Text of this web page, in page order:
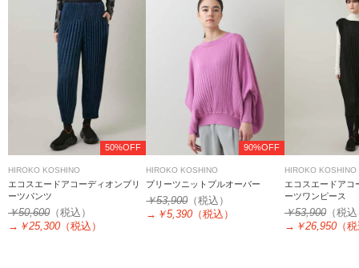
50%OFF
HIROKO KOSHINO
エコスエードアコーディオンプリ
ーツパンツ
￥50,600 （税込）
→ ￥25,300 （税込）
90%OFF
HIROKO KOSHINO
プリーツニットプルオーバー
￥53,900（税込）
→ ￥5,390 （税込）
HIROKO KOSHINO
エコスエードアコ
ーツワンピース
￥53,900（税
→ ￥26,950（